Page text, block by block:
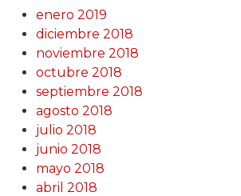
enero 2019
diciembre 2018
noviembre 2018
octubre 2018
septiembre 2018
agosto 2018
julio 2018
junio 2018
mayo 2018
abril 2018